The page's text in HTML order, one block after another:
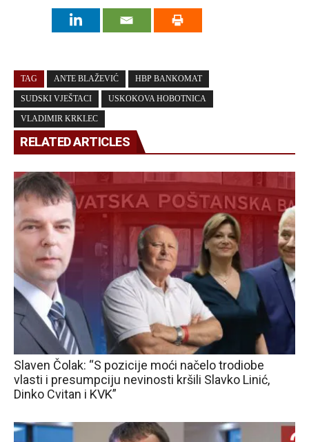
TAG ANTE BLAŽEVIĆ HBP BANKOMAT
SUDSKI VJEŠTACI USKOKOVA HOBOTNICA
VLADIMIR KRKLEC
RELATED ARTICLES
Slaven Čolak: “S pozicije moći načelo trodiobe
vlasti i presumpciju nevinosti kršili Slavko Linić,
Dinko Cvitan i KVK”